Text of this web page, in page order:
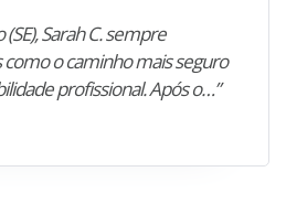
Sarah C. sempre
o caminho mais seguro
profissional. Após o…”